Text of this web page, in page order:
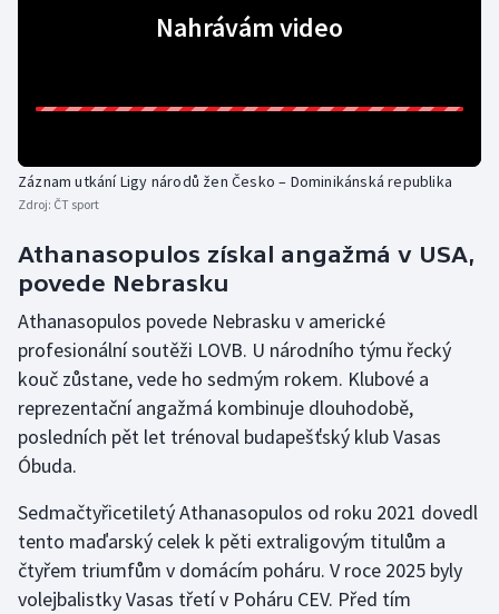
Nahrávám video
Záznam utkání Ligy národů žen Česko – Dominikánská republika
Zdroj: ČT sport
Athanasopulos získal angažmá v USA,
povede Nebrasku
Athanasopulos povede Nebrasku v americké
profesionální soutěži LOVB. U národního týmu řecký
kouč zůstane, vede ho sedmým rokem. Klubové a
reprezentační angažmá kombinuje dlouhodobě,
posledních pět let trénoval budapešťský klub Vasas
Óbuda.
Sedmačtyřicetiletý Athanasopulos od roku 2021 dovedl
tento maďarský celek k pěti extraligovým titulům a
čtyřem triumfům v domácím poháru. V roce 2025 byly
volejbalistky Vasas třetí v Poháru CEV. Před tím